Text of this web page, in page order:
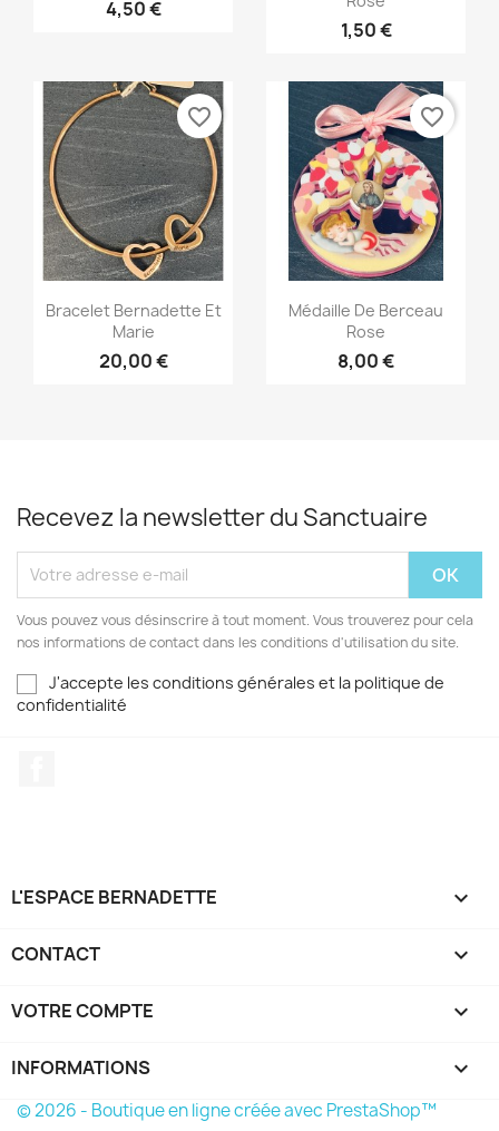
4,50 €
1,50 €
Aperçu rapide
Bracelet Bernadette Et
Marie
20,00 €
favorite_border
Aperçu rapide
Médaille De Berceau
Rose
8,00 €
favorite_border
Recevez la newsletter du Sanctuaire
Vous pouvez vous désinscrire à tout moment. Vous trouverez pour cela
nos informations de contact dans les conditions d'utilisation du site.
J'accepte les conditions générales et la politique de
confidentialité
L'ESPACE BERNADETTE 
CONTACT 
VOTRE COMPTE 
INFORMATIONS keyboard_arrow_down
© 2026 - Boutique en ligne créée avec PrestaShop™